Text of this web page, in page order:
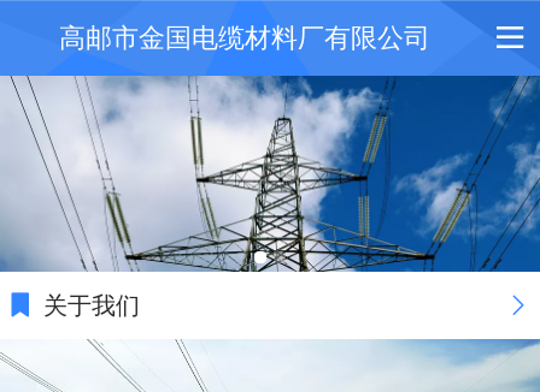
高邮市金国电缆材料厂有限公司
关于我们